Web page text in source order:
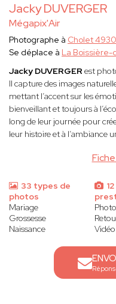
Jacky DUVERGER
Mégapix'Air
Photographe à Cholet
Se déplace à La
Jacky DUVERGER est
Il capture des images
mettant l’accent sur les
bienveillant et toujours à
long de leur journée pour
leur histoire et à l’ambiance
33 types de
photos
Mariage
Grossesse
Naissance